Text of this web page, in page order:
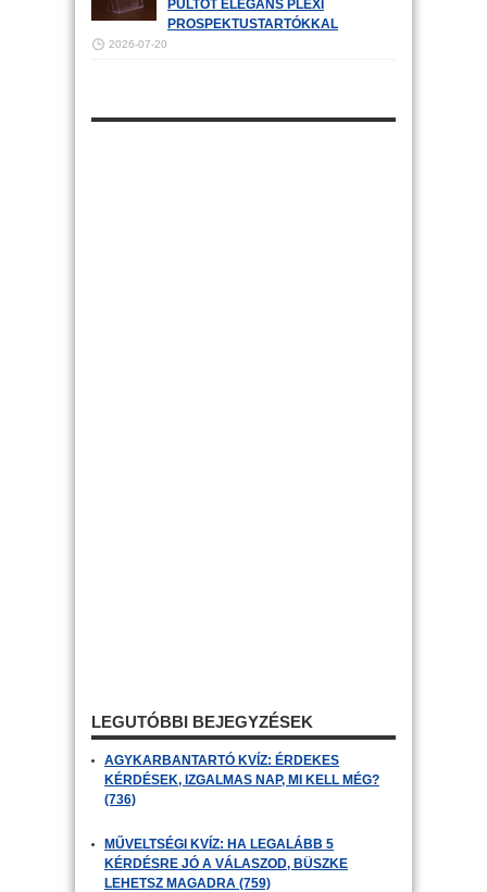
PULTOT ELEGÁNS PLEXI
PROSPEKTUSTARTÓKKAL
2026-07-20
LEGUTÓBBI BEJEGYZÉSEK
AGYKARBANTARTÓ KVÍZ: ÉRDEKES
KÉRDÉSEK, IZGALMAS NAP, MI KELL MÉG?
(736)
MŰVELTSÉGI KVÍZ: HA LEGALÁBB 5
KÉRDÉSRE JÓ A VÁLASZOD, BÜSZKE
LEHETSZ MAGADRA (759)